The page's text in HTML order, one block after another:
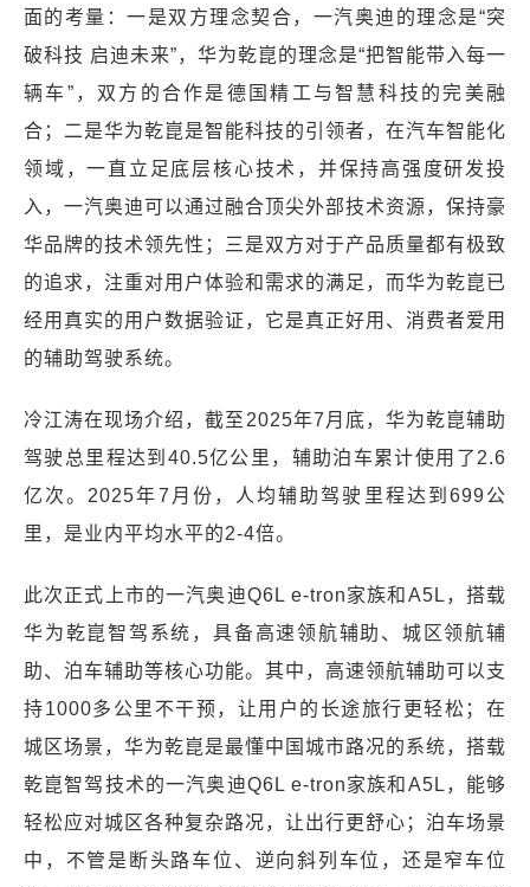
面的考量：一是双方理念契合，一汽奥迪的理念是“突
破科技 启迪未来”，华为乾崑的理念是“把智能带入每一
辆车”，双方的合作是德国精工与智慧科技的完美融
合；二是华为乾崑是智能科技的引领者，在汽车智能化
领域，一直立足底层核心技术，并保持高强度研发投
入，一汽奥迪可以通过融合顶尖外部技术资源，保持豪
华品牌的技术领先性；三是双方对于产品质量都有极致
的追求，注重对用户体验和需求的满足，而华为乾崑已
经用真实的用户数据验证，它是真正好用、消费者爱用
的辅助驾驶系统。
冷江涛在现场介绍，截至2025年7月底，华为乾崑辅助
驾驶总里程达到40.5亿公里，辅助泊车累计使用了2.6
亿次。2025年7月份，人均辅助驾驶里程达到699公
里，是业内平均水平的2-4倍。
此次正式上市的一汽奥迪Q6L e-tron家族和A5L，搭载
华为乾崑智驾系统，具备高速领航辅助、城区领航辅
助、泊车辅助等核心功能。其中，高速领航辅助可以支
持1000多公里不干预，让用户的长途旅行更轻松；在
城区场景，华为乾崑是最懂中国城市路况的系统，搭载
乾崑智驾技术的一汽奥迪Q6L e-tron家族和A5L，能够
轻松应对城区各种复杂路况，让出行更舒心；泊车场景
中，不管是断头路车位、逆向斜列车位，还是窄车位